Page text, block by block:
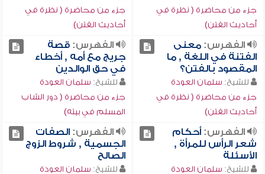
جزء من محاضرة ( نظرة في
أحاديث الفتن)
جزء من محاضرة ( نظرة في
أحاديث الفتن)
الفهرس:معنى
الفتنة في اللغة , ما
المقصود بالفتن؟
للشيخ: سلمان العودة
جزء من محاضرة ( نظرة في
أحاديث الفتن)
الفهرس:قصة
جريج مع أمه , أخطاء
في حق الوالدين
للشيخ: سلمان العودة
جزء من محاضرة ( دور الشاب
المسلم في بيته)
الفهرس:أحكام
شعر الرأس للمرأة ,
الأسئلة
للشيخ: سلمان العودة
الفهرس:الصفات
الجسمية , شروط الزوج
الصالح
للشيخ: سلمان العودة